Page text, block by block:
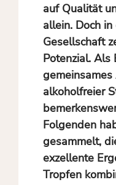
auf Qualität
allein. Doch
Gesellschaft
Potenzial. Als
alkoholfreier
Folgenden
gesammelt,
exzellente
Tropfen